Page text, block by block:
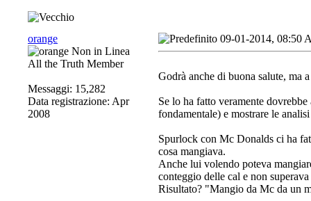
orange
All the Truth Member
Messaggi: 15,282
Data registrazione: Apr
2008
09-01-2014, 08:50
Godrà anche di buona salute, ma
Se lo ha fatto veramente
fondamentale) e mostrare le
Spurlock con Mc Donalds ci ha
cosa mangiava.
Anche lui volendo poteva
conteggio delle cal e non
Risultato? "Mangio da Mc da un